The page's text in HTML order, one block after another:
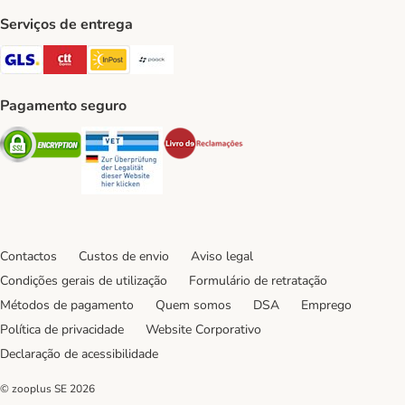
Serviços de entrega
GLS Shipping Method
CTTExpress Shipping Method
InPost Shipping Method
Pagamento seguro
Security Security
Contactos Custos de envio
Aviso legal
Condições gerais de utilização
Formulário de retratação
Métodos de pagamento
Quem somos DSA
Emprego
Política de privacidade
Website Corporativo
Declaração de acessibilidade
© zooplus SE 2026